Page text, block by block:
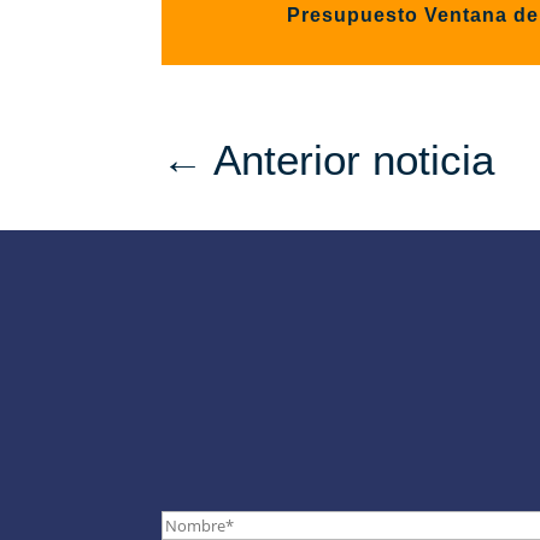
Presupuesto Ventana de
←Anterior noticia